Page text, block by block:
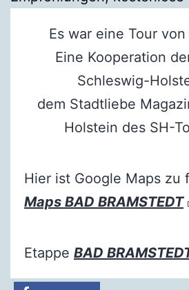
Es war eine Tour
Eine Kooperation
Schleswig-
dem Stadtliebe
Holstein des SH-
Hier ist Google Maps zu
Maps BAD BRAMSTEDT
Etappe BAD